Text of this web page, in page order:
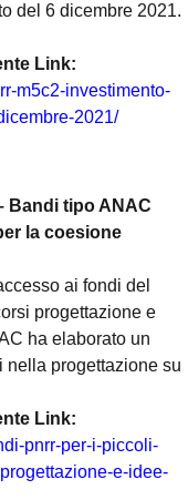
del 6 dicembre 2021.
Link:
m5c2-investimento-
2021/
Bandi tipo ANAC
la coesione
ai fondi del
progettazione e
ha elaborato un
nella progettazione su
Link:
pnrr-per-i-piccoli-
e-idee-